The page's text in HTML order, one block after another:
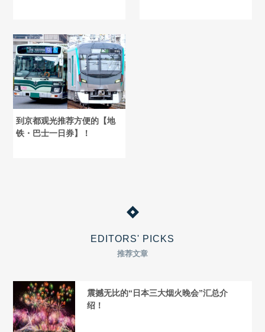
到京都观光推荐方便的【地
铁・巴士一日券】！
EDITORS' PICKS
推荐文章
震撼无比的“日本三大烟火晚会”汇总介
绍！